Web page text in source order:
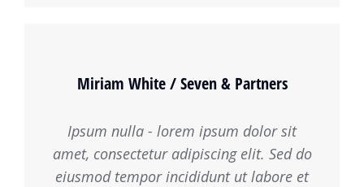
Miriam White / Seven & Partners
Ipsum nulla - lorem ipsum dolor sit
amet, consectetur adipiscing elit. Sed do
eiusmod tempor incididunt ut labore et